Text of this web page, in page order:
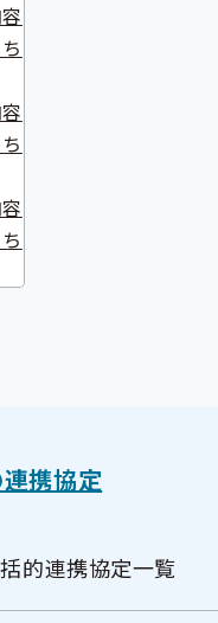
携協定
的連携協定一覧